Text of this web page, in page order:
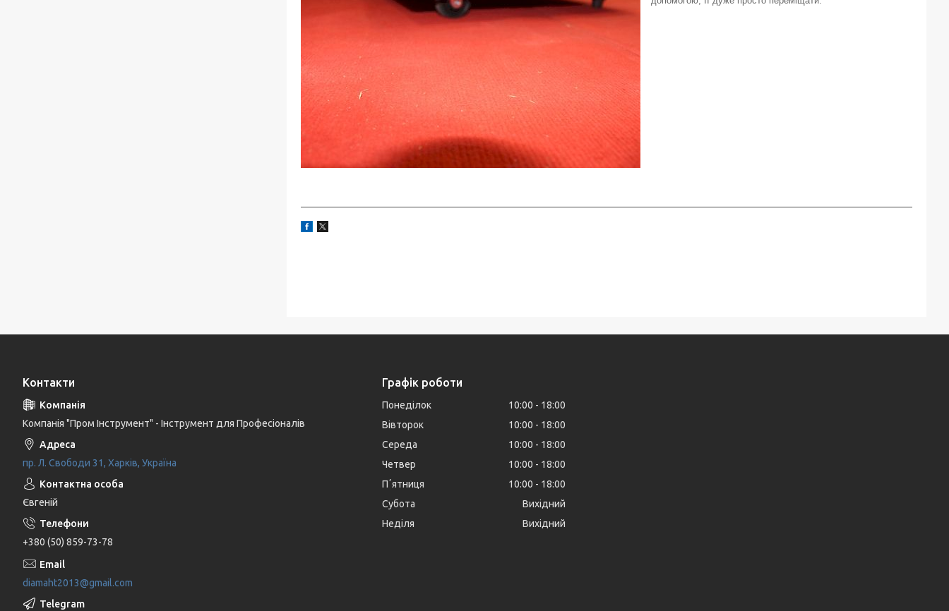
Контакти
Компанія "Пром Інструмент" - Інструмент для Професіоналів
пр. Л. Свободи 31, Харків, Україна
Євгеній
+380 (50) 859-73-78
diamaht2013@gmail.com
Графік роботи
Понеділок 10:00
18:00
Вівторок
10:00
18:00
Середа
10:00
18:00
Четвер
10:00
18:00
Пʼятниця
10:00
18:00
Субота
Вихідний
Неділя
Вихідний